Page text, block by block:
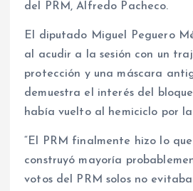
del PRM, Alfredo Pacheco.
El diputado Miguel Peguero
al acudir a la sesión con un
protección y una máscara
demuestra el interés del
había vuelto al hemiciclo por
“El PRM finalmente hizo lo
construyó mayoría
votos del PRM solos no